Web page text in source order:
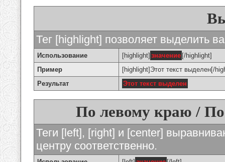
Тег [highlight] позволяет выделить
Использование [highlight] значение [/highlight]
Пример
[highlight]Этот текст выделен[/
Результат
Этот текст выделен
По левому краю /
Теги [left], [right] и [center]
центру соответственно.